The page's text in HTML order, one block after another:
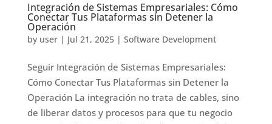
Integración de Sistemas Empresariales: Cómo
Conectar Tus Plataformas sin Detener la
Operación
by user| Jul 21, 2025| Software Development
Seguir Integración de Sistemas Empresariales:
Cómo Conectar Tus Plataformas sin Detener la
Operación La integración no trata de cables, sino
de liberar datos y procesos para que tu negocio